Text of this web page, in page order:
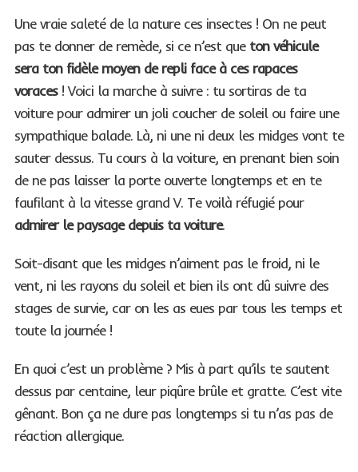
Une vraie saleté de la nature ces insectes ! On ne peut
pas te donner de remède, si ce n’est que ton véhicule
sera ton fidèle moyen de repli face à ces rapaces
voraces! Voici la marche à suivre : tu sortiras de ta
voiture pour admirer un joli coucher de soleil ou faire une
sympathique balade. Là, ni une ni deux les midges vont te
sauter dessus. Tu cours à la voiture, en prenant bien soin
de ne pas laisser la porte ouverte longtemps et en te
faufilant à la vitesse grand V. Te voilà réfugié pour
admirer le paysage depuis ta voiture.
Soit-disant que les midges n’aiment pas le froid, ni le
vent, ni les rayons du soleil et bien ils ont dû suivre des
stages de survie, car on les as eues par tous les temps et
toute la journée !
En quoi c’est un problème ? Mis à part qu’ils te sautent
dessus par centaine, leur piqûre brûle et gratte. C’est vite
gênant. Bon ça ne dure pas longtemps si tu n’as pas de
réaction allergique.